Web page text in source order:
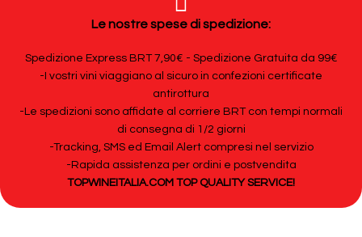
Le nostre spese di spedizione:
Spedizione Express BRT 7,90€ - Spedizione Gratuita da 99€
-I vostri vini viaggiano al sicuro in confezioni certificate
antirottura
-Le spedizioni sono affidate al corriere BRT con tempi normali
di consegna di 1/2 giorni
-Tracking, SMS ed Email Alert compresi nel servizio
-Rapida assistenza per ordini e postvendita
TOPWINEITALIA.COM TOP QUALITY SERVICE!